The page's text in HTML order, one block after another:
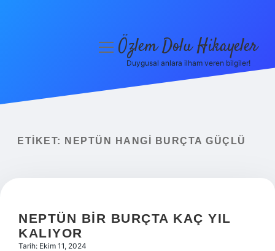
Yasal Uyarı
menüyüÖzlem Dolu Hikayeler
Duygusal anlara ilham veren bilgiler!
ETIKET: NEPTÜN HANGI BURÇTA GÜÇLÜ
NEPTÜN BIR BURÇTA KAÇ YIL
KALIYOR
Tarih: Ekim 11, 2024